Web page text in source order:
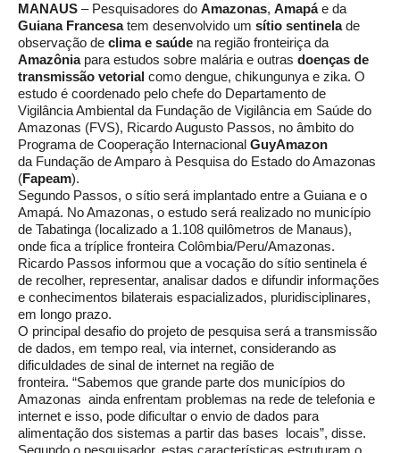
MANAUS – Pesquisadores do Amazonas, Amapáe da
Guiana Francesatem desenvolvido um sítio sentinelade
observação de clima e saúde na região fronteiriça da
Amazônia para estudos sobre malária e outras doenças de
transmissão vetorial como dengue, chikungunya e zika. O
estudo é coordenado pelo chefe do Departamento de
Vigilância Ambiental da Fundação de Vigilância em Saúde do
Amazonas (FVS), Ricardo Augusto Passos, no âmbito do
Programa de Cooperação Internacional GuyAmazon
da Fundação de Amparo à Pesquisa do Estado do Amazonas
(Fapeam).
Segundo Passos, o sítio será implantado entre a Guiana e o
Amapá. No Amazonas, o estudo será realizado no município
de Tabatinga (localizado a 1.108 quilômetros de Manaus),
onde fica a tríplice fronteira Colômbia/Peru/Amazonas.
Ricardo Passos informou que a vocação do sítio sentinela é
de recolher, representar, analisar dados e difundir informações
e conhecimentos bilaterais espacializados, pluridisciplinares,
em longo prazo.
O principal desafio do projeto de pesquisa será a transmissão
de dados, em tempo real, via internet, considerando as
dificuldades de sinal de internet na região de
fronteira. “Sabemos que grande parte dos municípios do
Amazonas ainda enfrentam problemas na rede de telefonia e
internet e isso, pode dificultar o envio de dados para
alimentação dos sistemas a partir das bases locais”, disse.